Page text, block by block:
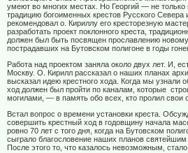
умеют во многих местах. Но Георгий — не только
традицию богоименных крестов Русского
рекомендовал о. Кириллу его кресторезную
разработать проект поклонного креста,
должен был быть посвящен прославлению
пострадавших на Бутовском полигоне в годы
Работа над проектом заняла около двух лет. И,
Москву. О. Кирилл рассказал о наших планах
высказал идею крестного хода. Когда мы узнали
ход должен был пройти по каналам, которые
могилами, — в память обо всех, кто пролил свои
Встал вопрос о времени установки креста.
совершить крестный ход в годовщину начала
ровно 70 лет с того дня, когда на Бутовском
сыграло благословение наших планов
После этого то, что казалось невозможным,